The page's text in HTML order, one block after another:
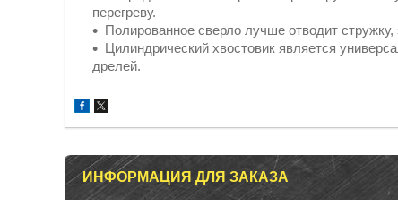
перегреву.
Полированное сверло лучше отводит стружку,
Цилиндрический хвостовик является
дрелей.
ИНФОРМАЦИЯ ДЛЯ ЗАКАЗА